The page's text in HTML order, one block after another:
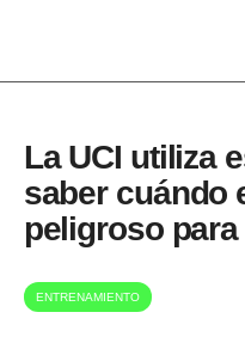
La UCI utiliza
saber cuándo
peligroso
ENTRENAMIENTO